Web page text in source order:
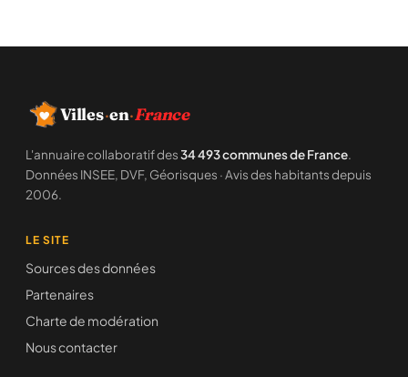
Villes·en·France
L'annuaire collaboratif des34 493 communes de France.
Données INSEE, DVF, Géorisques · Avis des habitants depuis
2006.
LE SITE
Sources des données
Partenaires
Charte de modération
Nous contacter